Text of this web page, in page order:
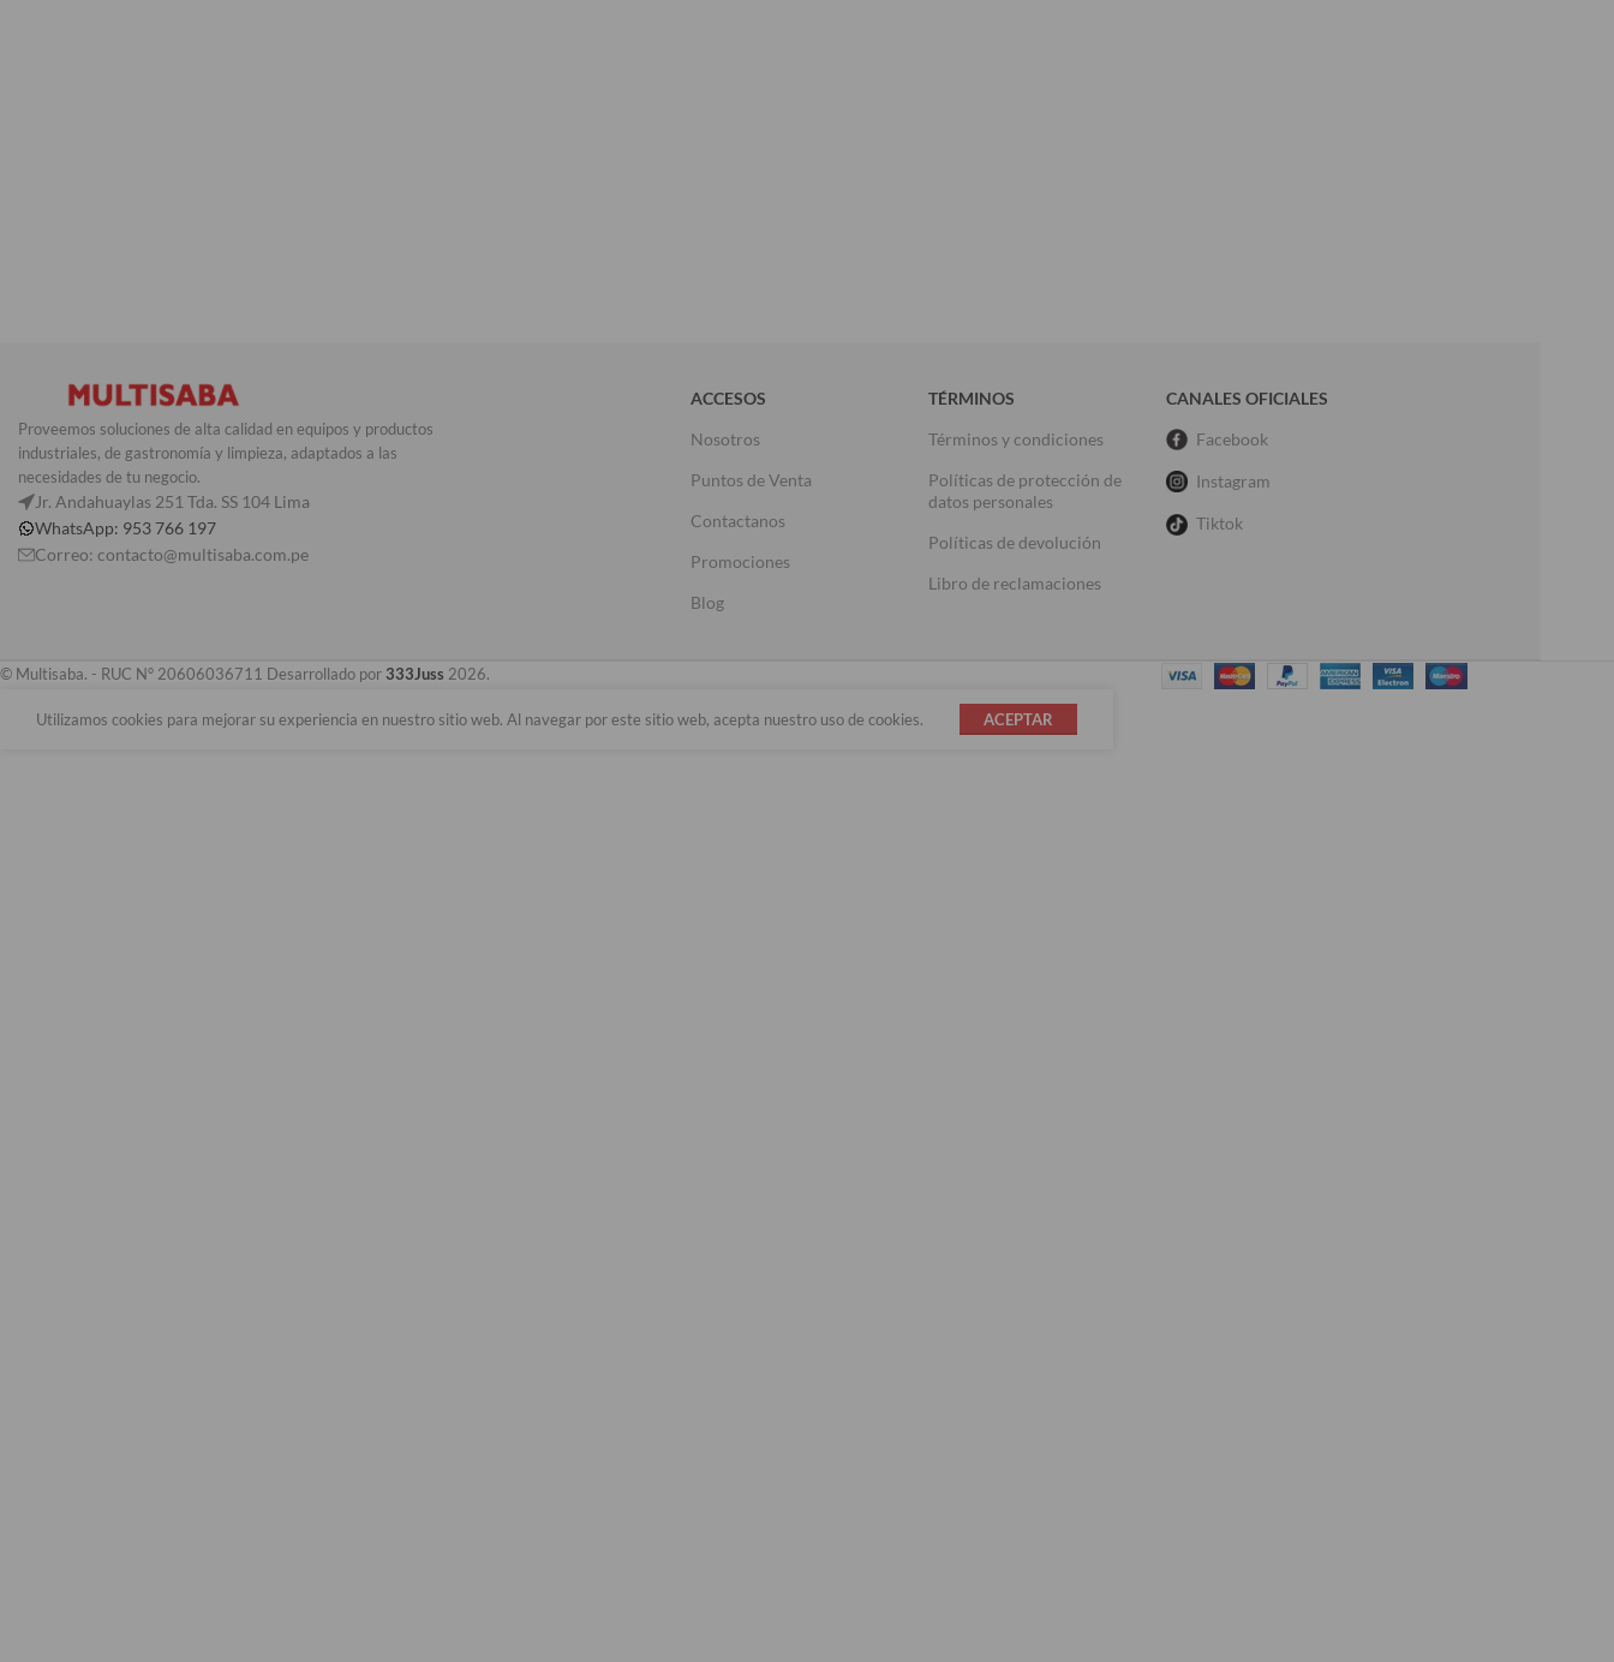
Proveemos soluciones de alta calidad en equipos y productos
industriales, de gastronomía y limpieza, adaptados a las
necesidades de tu negocio.
Jr. Andahuaylas 251 Tda. SS 104 Lima
WhatsApp: 953 766 197
Correo: contacto@multisaba.com.pe
ACCESOS
Nosotros
Puntos de Venta
Contactanos
Promociones
Blog
TÉRMINOS
Términos y condiciones
Políticas de protección de
datos personales
Políticas de devolución
Libro de reclamaciones
CANALES OFICIALES
Facebook
Instagram
Tiktok
© Multisaba. - RUC N° 20606036711 Desarrollado por 333Juss 2026.
Utilizamos cookies para mejorar su experiencia en nuestro sitio web. Al navegar por este sitio web, acepta nuestro uso de cookies. ACEPTAR